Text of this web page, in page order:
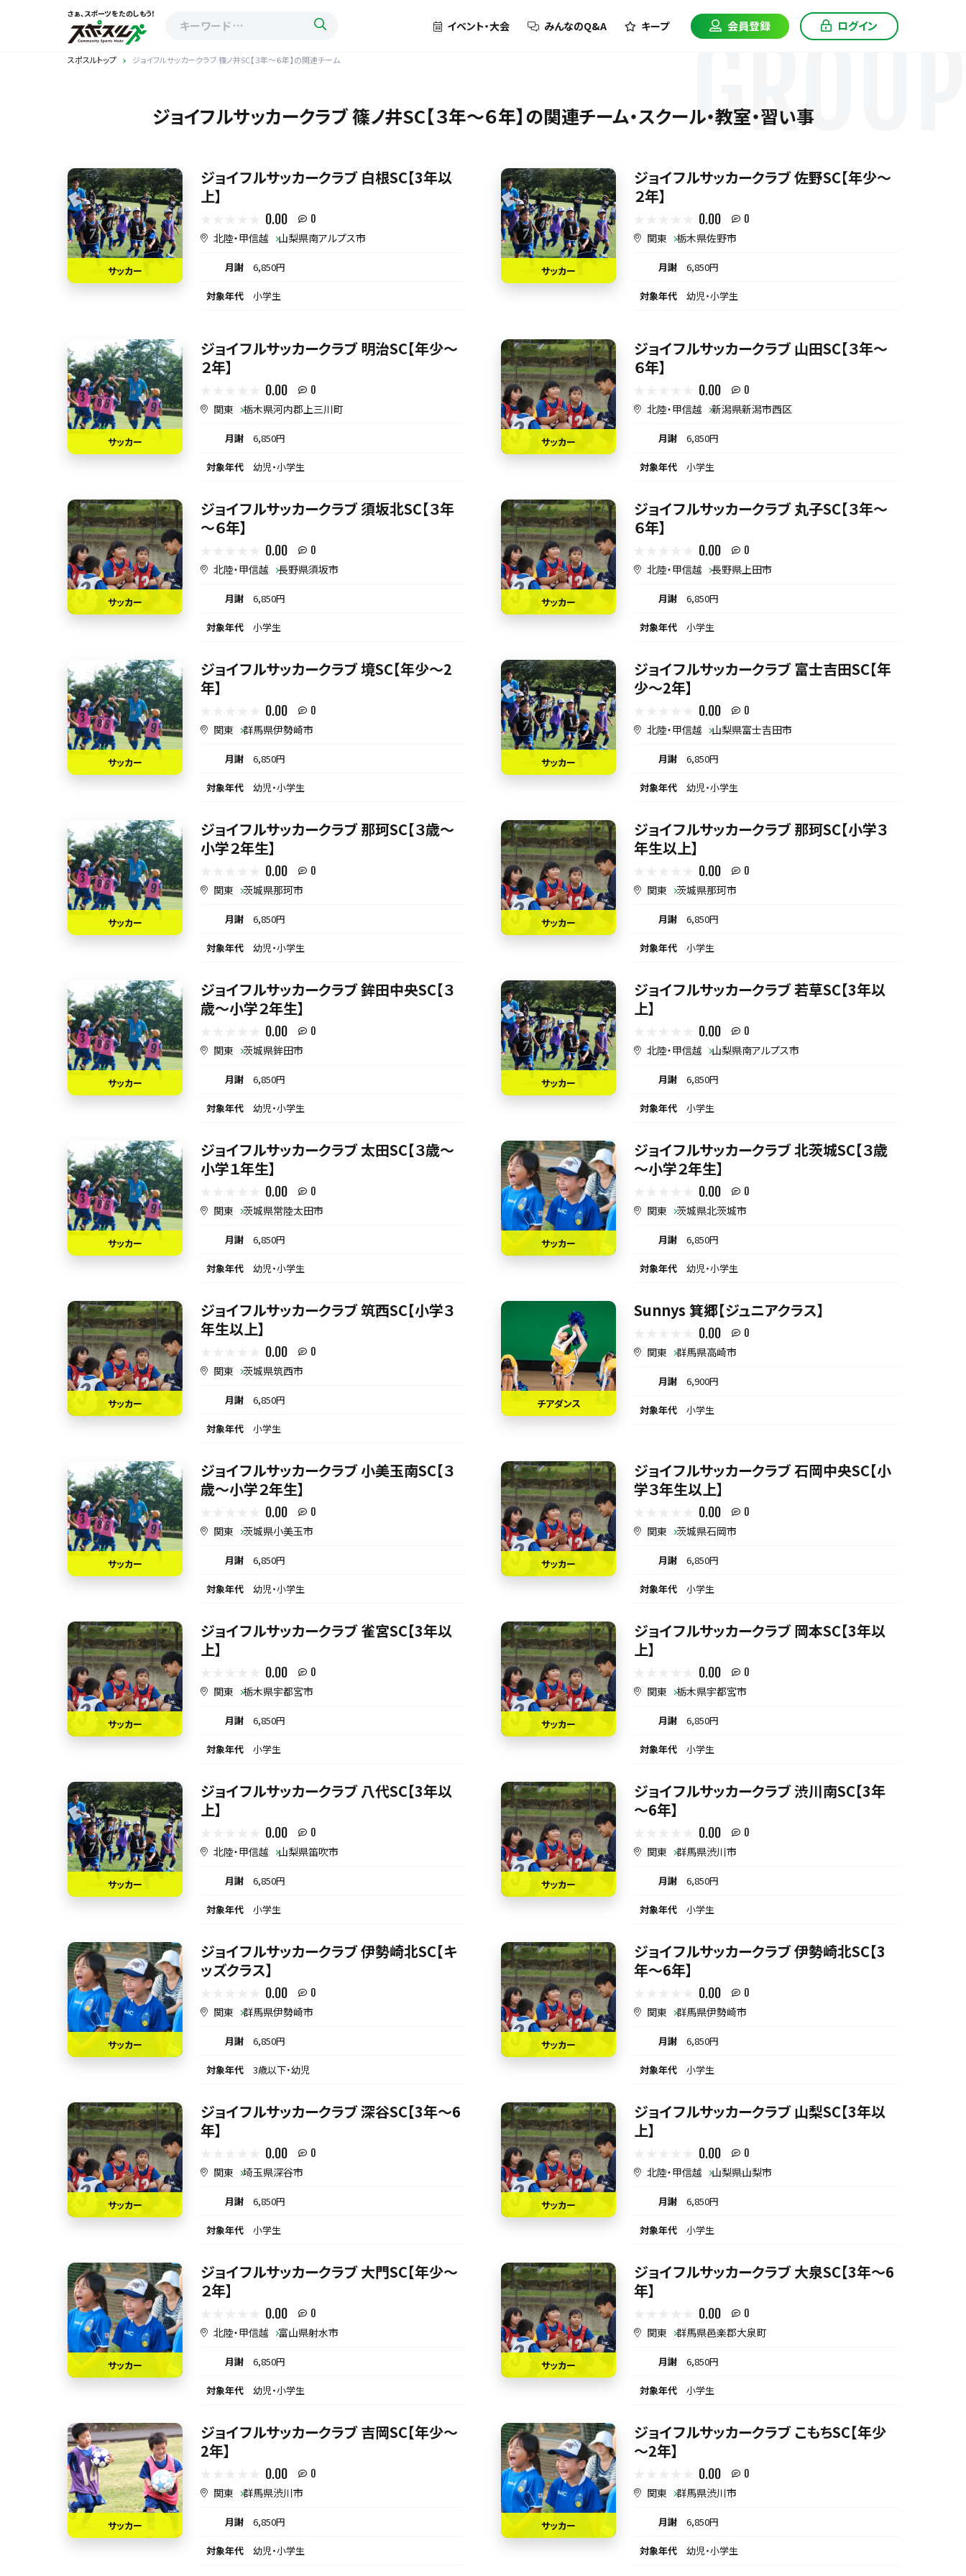
さぁ、スポーツをたのしもう！
イベント・大会 みんなのQ&A キープ 会員登録 ログイン
スポスルトップ ジョイフルサッカークラブ 篠ノ井SC【３年～６年】の関連チーム
ジョイフルサッカークラブ 篠ノ井SC【３年～６年】の関連チーム・スクール・教室・習い事
GROUP
サッカー
ジョイフルサッカークラブ 白根SC【3年以
上】
0.00 0
北陸・甲信越 山梨県南アルプス市
月謝 6,850円
対象年代 小学生
サッカー
ジョイフルサッカークラブ 佐野SC【年少～
２年】
0.00 0
関東 栃木県佐野市
月謝 6,850円
対象年代 幼児・小学生
サッカー
ジョイフルサッカークラブ 明治SC【年少～
２年】
0.00 0
関東 栃木県河内郡上三川町
月謝 6,850円
対象年代 幼児・小学生
サッカー
ジョイフルサッカークラブ 山田SC【３年～
６年】
0.00 0
北陸・甲信越 新潟県新潟市西区
月謝 6,850円
対象年代 小学生
サッカー
ジョイフルサッカークラブ 須坂北SC【３年
～６年】
0.00 0
北陸・甲信越 長野県須坂市
月謝 6,850円
対象年代 小学生
サッカー
ジョイフルサッカークラブ 丸子SC【３年～
６年】
0.00 0
北陸・甲信越 長野県上田市
月謝 6,850円
対象年代 小学生
サッカー
ジョイフルサッカークラブ 境SC【年少～2
年】
0.00 0
関東 群馬県伊勢崎市
月謝 6,850円
対象年代 幼児・小学生
サッカー
ジョイフルサッカークラブ 富士吉田SC【年
少～2年】
0.00 0
北陸・甲信越 山梨県富士吉田市
月謝 6,850円
対象年代 幼児・小学生
サッカー
ジョイフルサッカークラブ 那珂SC【３歳～
小学２年生】
0.00 0
関東 茨城県那珂市
月謝 6,850円
対象年代 幼児・小学生
サッカー
ジョイフルサッカークラブ 那珂SC【小学３
年生以上】
0.00 0
関東 茨城県那珂市
月謝 6,850円
対象年代 小学生
サッカー
ジョイフルサッカークラブ 鉾田中央SC【３
歳～小学２年生】
0.00 0
関東 茨城県鉾田市
月謝 6,850円
対象年代 幼児・小学生
サッカー
ジョイフルサッカークラブ 若草SC【3年以
上】
0.00 0
北陸・甲信越 山梨県南アルプス市
月謝 6,850円
対象年代 小学生
サッカー
ジョイフルサッカークラブ 太田SC【３歳～
小学１年生】
0.00 0
関東 茨城県常陸太田市
月謝 6,850円
対象年代 幼児・小学生
サッカー
ジョイフルサッカークラブ 北茨城SC【３歳
～小学２年生】
0.00 0
関東 茨城県北茨城市
月謝 6,850円
対象年代 幼児・小学生
サッカー
ジョイフルサッカークラブ 筑西SC【小学３
年生以上】
0.00 0
関東 茨城県筑西市
月謝 6,850円
対象年代 小学生
チアダンス
Sunnys 箕郷【ジュニアクラス】
0.00 0
関東 群馬県高崎市
月謝 6,900円
対象年代 小学生
サッカー
ジョイフルサッカークラブ 小美玉南SC【３
歳～小学２年生】
0.00 0
関東 茨城県小美玉市
月謝 6,850円
対象年代 幼児・小学生
サッカー
ジョイフルサッカークラブ 石岡中央SC【小
学３年生以上】
0.00 0
関東 茨城県石岡市
月謝 6,850円
対象年代 小学生
サッカー
ジョイフルサッカークラブ 雀宮SC【3年以
上】
0.00 0
関東 栃木県宇都宮市
月謝 6,850円
対象年代 小学生
サッカー
ジョイフルサッカークラブ 岡本SC【3年以
上】
0.00 0
関東 栃木県宇都宮市
月謝 6,850円
対象年代 小学生
サッカー
ジョイフルサッカークラブ 八代SC【3年以
上】
0.00 0
北陸・甲信越 山梨県笛吹市
月謝 6,850円
対象年代 小学生
サッカー
ジョイフルサッカークラブ 渋川南SC【3年
～6年】
0.00 0
関東 群馬県渋川市
月謝 6,850円
対象年代 小学生
サッカー
ジョイフルサッカークラブ 伊勢崎北SC【キ
ッズクラス】
0.00 0
関東 群馬県伊勢崎市
月謝 6,850円
対象年代 3歳以下・幼児
サッカー
ジョイフルサッカークラブ 伊勢崎北SC【3
年～6年】
0.00 0
関東 群馬県伊勢崎市
月謝 6,850円
対象年代 小学生
サッカー
ジョイフルサッカークラブ 深谷SC【3年～6
年】
0.00 0
関東 埼玉県深谷市
月謝 6,850円
対象年代 小学生
サッカー
ジョイフルサッカークラブ 山梨SC【3年以
上】
0.00 0
北陸・甲信越 山梨県山梨市
月謝 6,850円
対象年代 小学生
サッカー
ジョイフルサッカークラブ 大門SC【年少～
２年】
0.00 0
北陸・甲信越 富山県射水市
月謝 6,850円
対象年代 幼児・小学生
サッカー
ジョイフルサッカークラブ 大泉SC【3年～6
年】
0.00 0
関東 群馬県邑楽郡大泉町
月謝 6,850円
対象年代 小学生
サッカー
ジョイフルサッカークラブ 吉岡SC【年少～
2年】
0.00 0
関東 群馬県渋川市
月謝 6,850円
対象年代 幼児・小学生
サッカー
ジョイフルサッカークラブ こもちSC【年少
～2年】
0.00 0
関東 群馬県渋川市
月謝 6,850円
対象年代 幼児・小学生